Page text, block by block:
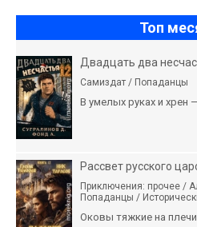
Топ
Двадцать два
Самиздат / Попаданцы
В умелых руках и хрен
Рассвет русского
Приключения: прочее /
Попаданцы /
Оковы тяжкие на